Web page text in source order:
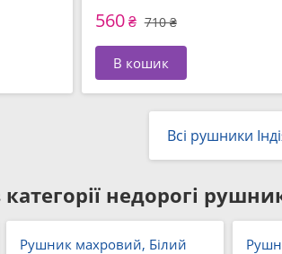
560₴ 710 ₴
В кошик
Всі рушники
недорогі
Рушник махровий, Білий